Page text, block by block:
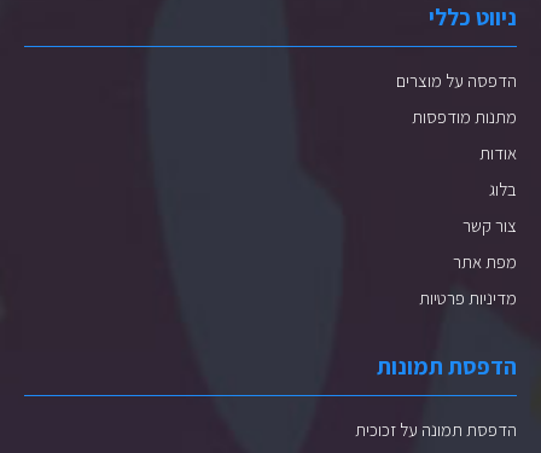
ניווט כללי
הדפסה על מוצרים
מתנות מודפסות
אודות
בלוג
צור קשר
מפת אתר
מדיניות פרטיות
הדפסת תמונות
הדפסת תמונה על זכוכית